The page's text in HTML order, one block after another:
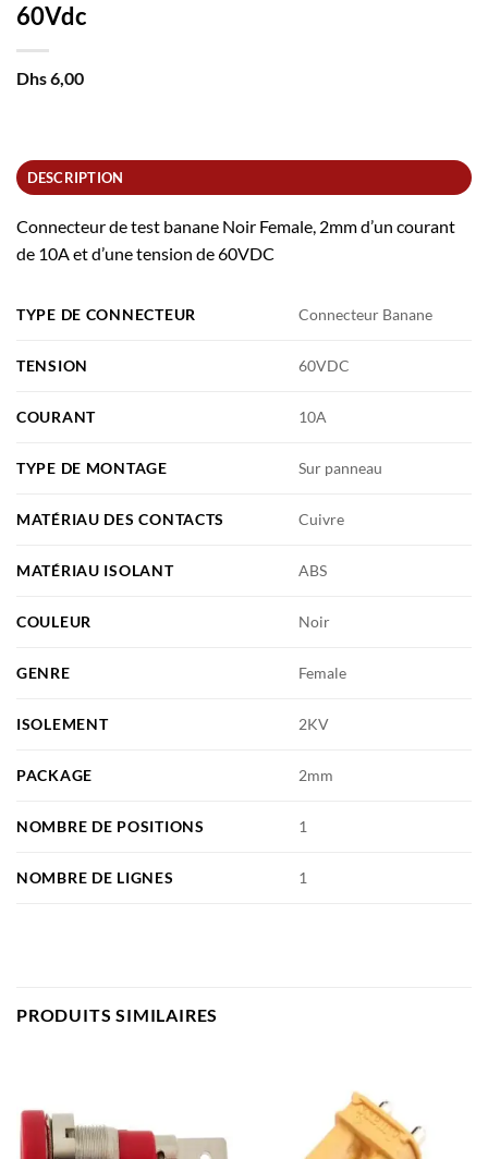
60Vdc
Dhs6,00
DESCRIPTION
Connecteur de test banane Noir Female, 2mm d’un courant
de 10A et d’une tension de 60VDC
TYPE DE CONNECTEUR Connecteur Banane
TENSION 60VDC
COURANT 10A
TYPE DE MONTAGE Sur panneau
MATÉRIAU DES CONTACTS Cuivre
MATÉRIAU ISOLANT ABS
COULEUR Noir
GENRE Female
ISOLEMENT 2KV
PACKAGE 2mm
NOMBRE DE POSITIONS 1
NOMBRE DE LIGNES 1
PRODUITS SIMILAIRES